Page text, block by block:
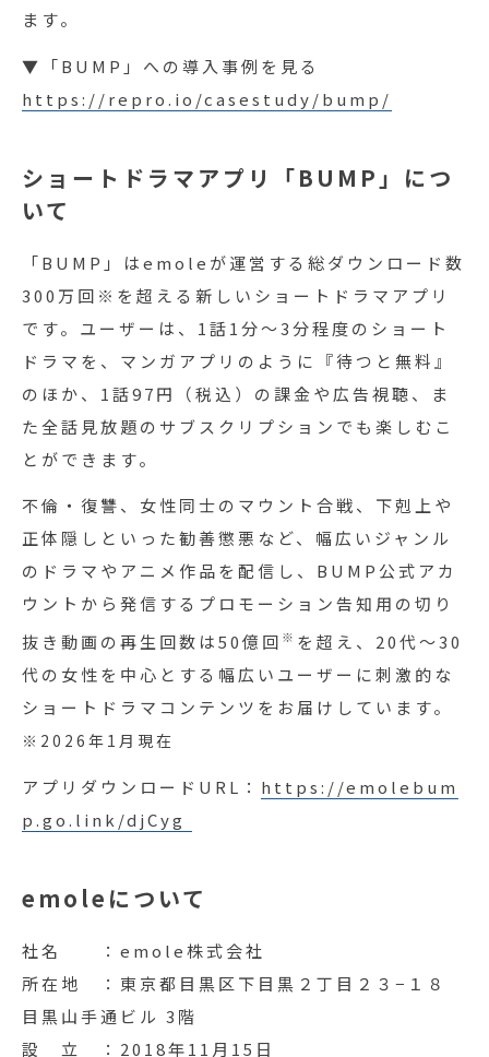
ます。
▼「BUMP」への導入事例を見る
https://repro.io/casestudy/bump/
ショートドラマアプリ「BUMP」につ
いて
「BUMP」はemoleが運営する総ダウンロード数
300万回※を超える新しいショートドラマアプリ
です。ユーザーは、1話1分～3分程度のショート
ドラマを、マンガアプリのように『待つと無料』
のほか、1話97円（税込）の課金や広告視聴、ま
た全話見放題のサブスクリプションでも楽しむこ
とができます。
不倫・復讐、女性同士のマウント合戦、下剋上や
正体隠しといった勧善懲悪など、幅広いジャンル
のドラマやアニメ作品を配信し、BUMP公式アカ
ウントから発信するプロモーション告知用の切り
抜き動画の再生回数は50億回 ※ を超え、20代〜30
代の女性を中心とする幅広いユーザーに刺激的な
ショートドラマコンテンツをお届けしています。
※2026年1月現在
アプリダウンロードURL： https://emolebum
p.go.link/djCyg
emoleについて
社名 ：emole株式会社
所在地 ：東京都目黒区下目黒２丁目２３−１８
目黒山手通ビル 3階
設 立 ：2018年11月15日